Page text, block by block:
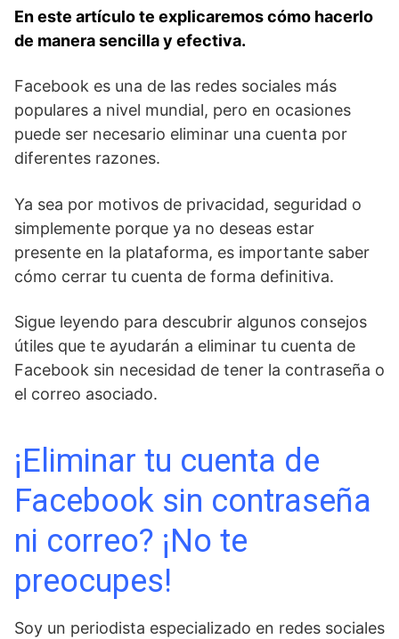
En este artículo ‌te explicaremos cómo hacerlo
de manera sencilla y efectiva.
Facebook es⁢ una de las redes sociales más
populares a nivel mundial, pero en ocasiones
puede ser necesario eliminar una cuenta por
diferentes razones.
Ya sea por motivos de privacidad, seguridad o
simplemente porque ya no deseas ‍estar
presente en la plataforma, es ‍importante saber
cómo ⁤cerrar tu cuenta ⁣de‌ forma definitiva.
Sigue leyendo para descubrir algunos⁢ consejos⁣
útiles que te ayudarán a eliminar tu ‌cuenta de
Facebook sin necesidad ‍de tener la contraseña o
el correo⁤ asociado.
¡Eliminar tu cuenta de
Facebook sin contraseña
ni correo? ¡No te
preocupes!
Soy un periodista especializado en redes sociales